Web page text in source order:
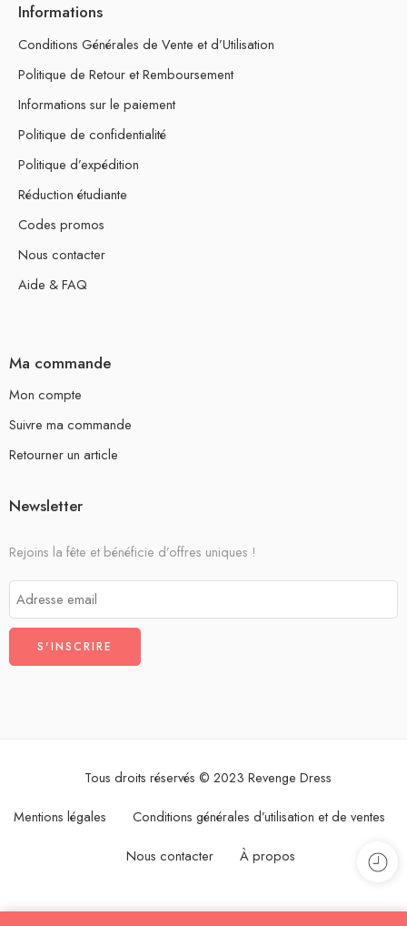
Informations
Conditions Générales de Vente et d’Utilisation
Politique de Retour et Remboursement
Informations sur le paiement
Politique de confidentialité
Politique d’expédition
Réduction étudiante
Codes promos
Nous contacter
Aide & FAQ
Ma commande
Mon compte
Suivre ma commande
Retourner un article
Newsletter
Rejoins la fête et bénéficie d’offres uniques !
Tous droits réservés © 2023 Revenge Dress
Mentions légales Conditions générales d’utilisation et de ventes
Nous contacter À propos